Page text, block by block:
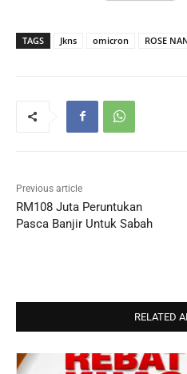
TAGS Jkns omicron ROSE
Previous article
RM108 Juta Peruntukan
Pasca Banjir Untuk Sabah
RELATED